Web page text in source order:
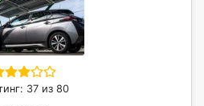
37 из 80